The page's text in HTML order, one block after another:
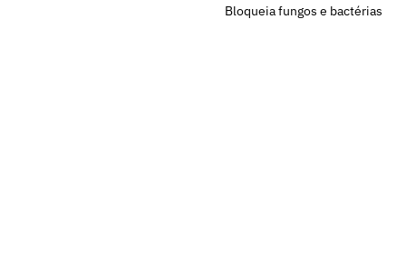
Bloqueia fungos e bactérias